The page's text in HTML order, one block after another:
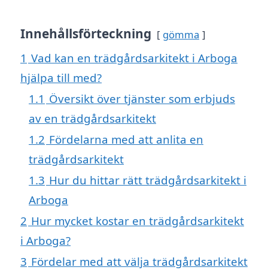
Innehållsförteckning gömma
1 Vad kan en trädgårdsarkitekt i Arboga
hjälpa till med?
1.1 Översikt över tjänster som erbjuds
av en trädgårdsarkitekt
1.2 Fördelarna med att anlita en
trädgårdsarkitekt
1.3 Hur du hittar rätt trädgårdsarkitekt i
Arboga
2 Hur mycket kostar en trädgårdsarkitekt
i Arboga?
3 Fördelar med att välja trädgårdsarkitekt